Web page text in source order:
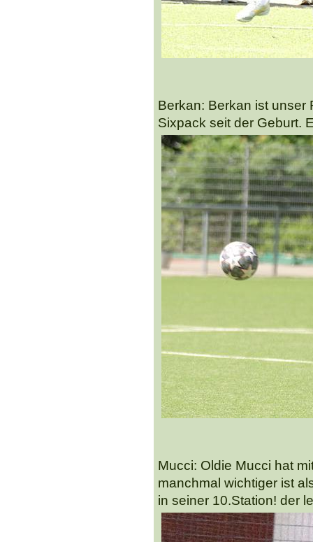
Berkan: Berkan ist unser
Sixpack seit der Geburt.
Mucci: Oldie Mucci hat
manchmal wichtiger ist
in seiner 10.Station! der